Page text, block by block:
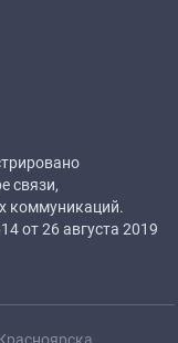
связи,
коммуникаций.
от 26 августа 2019